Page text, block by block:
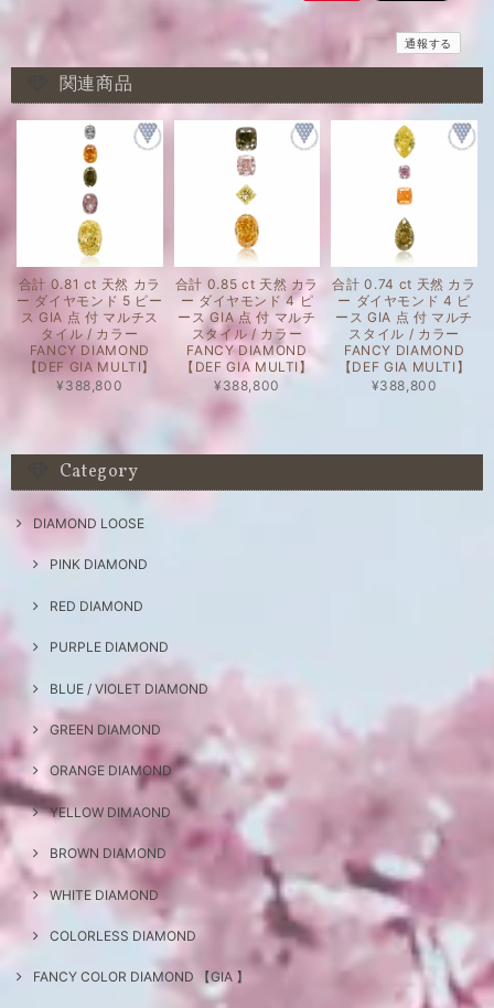
通報する
関連商品
合計 0.81 ct 天然 カラ
ー ダイヤモンド 5 ピー
ス GIA 点 付 マルチス
タイル / カラー
FANCY DIAMOND
【DEF GIA MULTI】
¥388,800
合計 0.85 ct 天然 カラ
ー ダイヤモンド 4 ピ
ース GIA 点 付 マルチ
スタイル / カラー
FANCY DIAMOND
【DEF GIA MULTI】
¥388,800
合計 0.74 ct 天然 カラ
ー ダイヤモンド 4 ピ
ース GIA 点 付 マルチ
スタイル / カラー
FANCY DIAMOND
【DEF GIA MULTI】
¥388,800
Category
DIAMOND LOOSE
PINK DIAMOND
RED DIAMOND
PURPLE DIAMOND
BLUE / VIOLET DIAMOND
GREEN DIAMOND
ORANGE DIAMOND
YELLOW DIMAOND
BROWN DIAMOND
WHITE DIAMOND
COLORLESS DIAMOND
FANCY COLOR DIAMOND 【GIA 】